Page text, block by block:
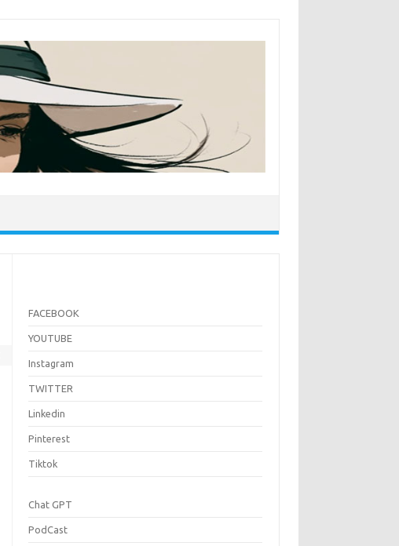
FACEBOOK
YOUTUBE
Instagram
TWITTER
Linkedin
Pinterest
Tiktok
Chat GPT
PodCast